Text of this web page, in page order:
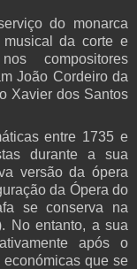
do monarca
da corte e
compositores
João Cordeiro da
Xavier dos Santos
entre 1735 e
durante a sua
versão da ópera
da Ópera do
se conserva na
No entanto, a sua
após o
económicas que se